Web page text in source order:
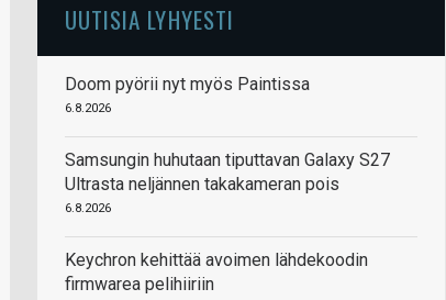
UUTISIA LYHYESTI
Doom pyörii nyt myös Paintissa
6.8.2026
Samsungin huhutaan tiputtavan Galaxy S27
Ultrasta neljännen takakameran pois
6.8.2026
Keychron kehittää avoimen lähdekoodin
firmwarea pelihiiriin